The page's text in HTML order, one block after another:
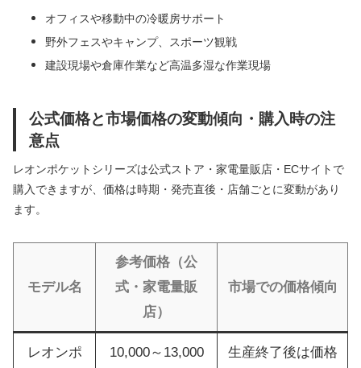
オフィスや移動中の冷暖房サポート
野外フェスやキャンプ、スポーツ観戦
建設現場や倉庫作業など高温多湿な作業現場
公式価格と市場価格の変動傾向・購入時の注
意点
レオンポケットシリーズは公式ストア・家電量販店・ECサイトで
購入できますが、価格は時期・発売直後・店舗ごとに変動があり
ます。
モデル名
参考価格（公
式・家電量販
店）
市場での価格傾向
レオンポ
10,000～13,000
生産終了後は価格